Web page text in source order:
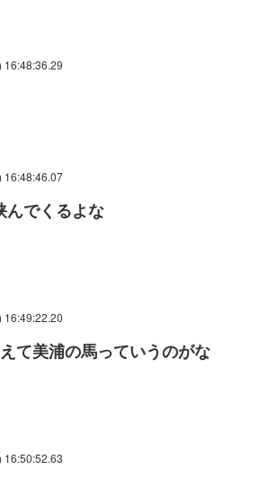
16:48:36.29
16:48:46.07
んでくるよな
16:49:22.20
て美浦の馬っていうのがな
16:50:52.63